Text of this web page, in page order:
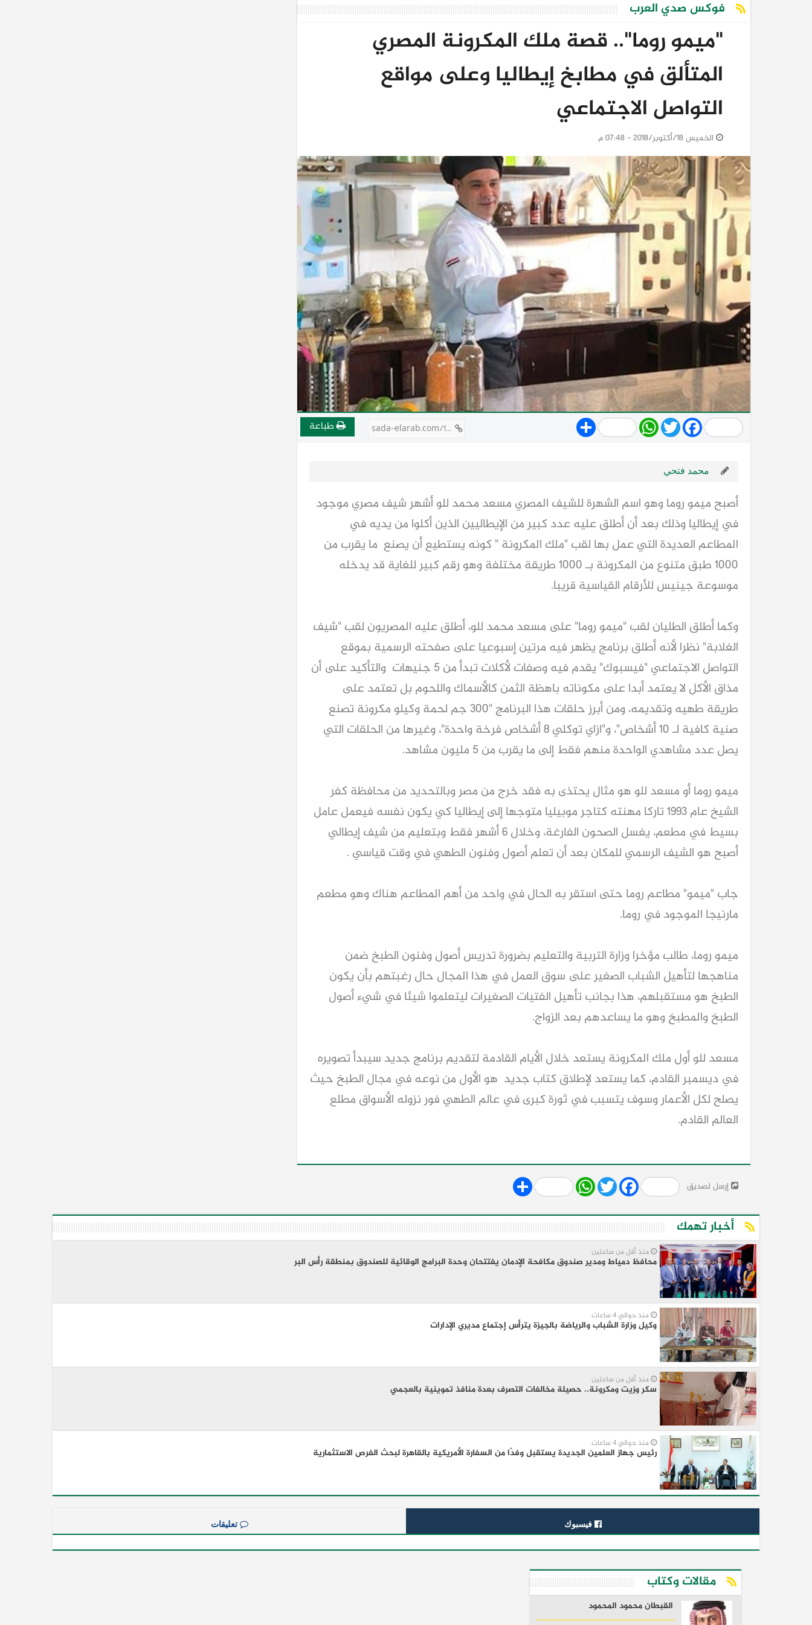
فوكس صدي العرب
"ميمو روما".. قصة ملك المكرونة المصري
المتألق في مطابخ إيطاليا وعلى مواقع
التواصل الاجتماعي
الخميس 18/أكتوبر/2018 - 07:48 م
Share WhatsApp
TwitterFacebook طباعة sada-elarab.com/117792
محمد فتحي
أصبح ميمو روما وهو اسم الشهرة للشيف المصري مسعد محمد للو أشهر شيف مصري موجود
في إيطاليا وذلك بعد أن أطلق عليه عدد كبير من الإيطاليين الذين أكلوا من يديه في
المطاعم العديدة التي عمل بها لقب "ملك المكرونة " كونه يستطيع أن يصنع ما يقرب من
1000 طبق متنوع من المكرونة بـ 1000 طريقة مختلفة وهو رقم كبير للغاية قد يدخله
موسوعة جينيس للأرقام القياسية قريبا.
وكما أطلق الطليان لقب "ميمو روما" على مسعد محمد للو، أطلق عليه المصريون لقب "شيف
الغلابة" نظرا لأنه أطلق برنامج يظهر فيه مرتين إسبوعيا على صفحته الرسمية بموقع
التواصل الاجتماعي "فيسبوك" يقدم فيه وصفات لأكلات تبدأ من 5 جنيهات والتأكيد على أن
مذاق الأكل لا يعتمد أبدا على مكوناته باهظة الثمن كالأسماك واللحوم بل تعتمد على
طريقة طهيه وتقديمه، ومن أبرز حلقات هذا البرنامج "300 جم لحمة وكيلو مكرونة تصنع
صنية كافية لـ 10 أشخاص"، و"ازاي توكلي 8 أشخاص فرخة واحدة"، وغيرها من الحلقات التي
يصل عدد مشاهدي الواحدة منهم فقط إلى ما يقرب من 5 مليون مشاهد.
ميمو روما أو مسعد للو هو مثال يحتذى به فقد خرج من مصر وبالتحديد من محافظة كفر
الشيخ عام 1993 تاركا مهنته كتاجر موبيليا متوجها إلى إيطاليا كي يكون نفسه فيعمل عامل
بسيط في مطعم، يغسل الصحون الفارغة، وخلال 6 أشهر فقط وبتعليم من شيف إيطالي
أصبح هو الشيف الرسمي للمكان بعد أن تعلم أصول وفنون الطهي في وقت قياسي .
جاب "ميمو" مطاعم روما حتى استقر به الحال في واحد من أهم المطاعم هناك وهو مطعم
مارنيجا الموجود في روما.
ميمو روما، طالب مؤخرا وزارة التربية والتعليم بضرورة تدريس أصول وفنون الطبخ ضمن
مناهجها لتأهيل الشباب الصغير على سوق العمل في هذا المجال حال رغبتهم بأن يكون
الطبخ هو مستقبلهم، هذا بجانب تأهيل الفتيات الصغيرات ليتعلموا شيئا في شيء أصول
الطبخ والمطبخ وهو ما يساعدهم بعد الزواج.
مسعد للو أول ملك المكرونة يستعد خلال الأيام القادمة لتقديم برنامج جديد سيبدأ تصويره
في ديسمبر القادم، كما يستعد لإطلاق كتاب جديد هو الأول من نوعه في مجال الطبخ حيث
يصلح لكل الأعمار وسوف يتسبب في ثورة كبرى في عالم الطهي فور نزوله الأسواق مطلع
العالم القادم.
إرسل لصديق Share WhatsApp
Twitter Facebook
أخبار تهمك
منذ أقل من ساعتين
محافظ دمياط ومدير صندوق مكافحة الإدمان يفتتحان وحدة البرامج الوقائية للصندوق بمنطقة رأس البر
منذ حوالي 4 ساعات
وكيل وزارة الشباب والرياضة بالجيزة يترأس إجتماع مديري الإدارات
منذ أقل من ساعتين
سكر وزيت ومكرونة.. حصيلة مخالفات التصرف بعدة منافذ تموينية بالعجمي
منذ حوالي 4 ساعات
رئيس جهاز العلمين الجديدة يستقبل وفدًا من السفارة الأمريكية بالقاهرة لبحث الفرص الاستثمارية
فيسبوك تعليقات
مقالات وكتاب
القبطان محمود المحمود